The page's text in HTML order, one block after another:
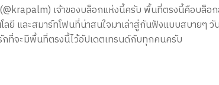
เจ้าของบล็อกแห่งนี้ครับ พื้นที่ตรงนี้คือบล็อ
โลยี และสมาร์ทโฟนที่น่าสนใจมาเล่าสู่กันฟังแบบสบายๆ
ที่จะมีพื้นที่ตรงนี้ไว้อัปเดตเทรนด์กับทุกคนครับ